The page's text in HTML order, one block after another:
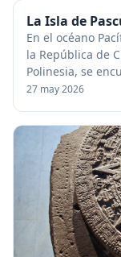
La Isla de
En el océano
la República de
Polinesia, se
solitaria en la
27 may 2026